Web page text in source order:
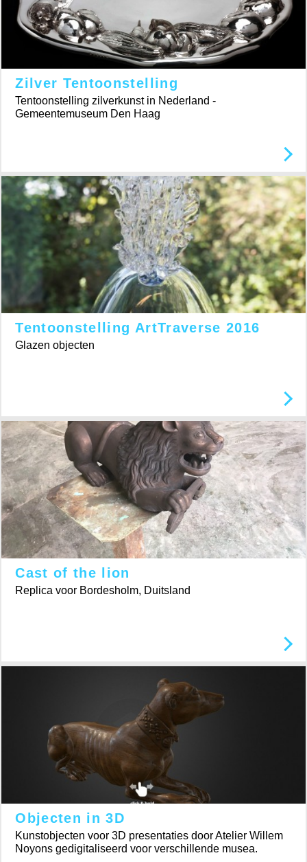
Zilver Tentoonstelling
Tentoonstelling zilverkunst in Nederland -
Gemeentemuseum Den Haag
Tentoonstelling ArtTraverse 2016
Glazen objecten
Cast of the lion
Replica voor Bordesholm, Duitsland
Objecten in 3D
Kunstobjecten voor 3D presentaties door Atelier Willem
Noyons gedigitaliseerd voor verschillende musea.